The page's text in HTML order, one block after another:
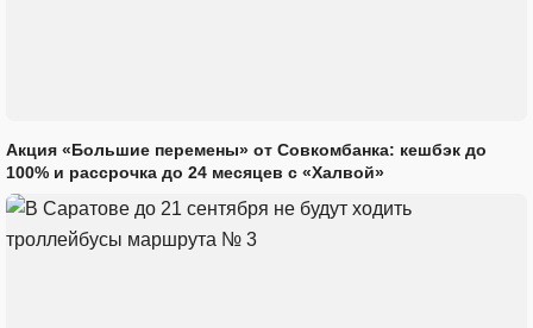
Акция «Большие перемены» от Совкомбанка: кешбэк до
100% и рассрочка до 24 месяцев с «Халвой»